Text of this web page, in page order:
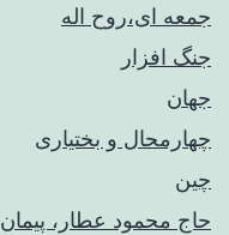
جمعه ای،روح اله
جنگ افزار
جهان
چهارمحال و بختیاری
چین
حاج محمود عطار، پیمان